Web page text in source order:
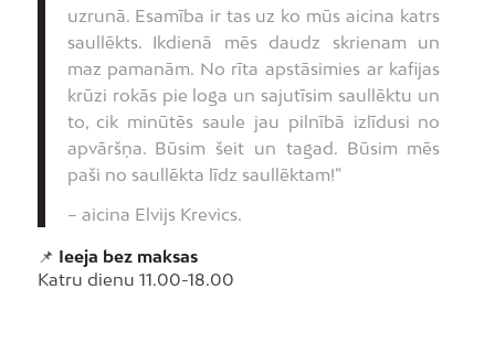
uzrunā. Esamība ir tas uz ko mūs aicina katrs
saullēkts. Ikdienā mēs daudz skrienam un
maz pamanām. No rīta apstāsimies ar kafijas
krūzi rokās pie loga un sajutīsim saullēktu un
to, cik minūtēs saule jau pilnībā izlīdusi no
apvāršņa. Būsim šeit un tagad. Būsim mēs
paši no saullēkta līdz saullēktam!”
– aicina Elvijs Krevics.
📌 Ieeja bez maksas
Katru dienu 11.00-18.00